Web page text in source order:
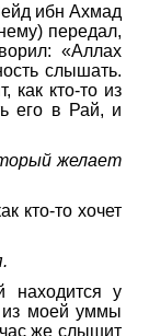
ибн Ахмад
передал,
«Аллах
слышать.
как кто-то из
его в Рай, и
желает
кто-то хочет
находится у
из моей уммы
же слышит